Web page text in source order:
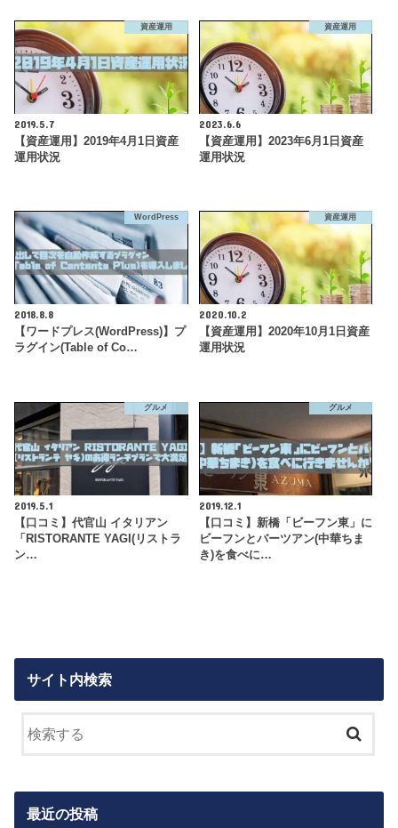
資産運用
2019.5.7
【資産運用】2019年4月1日資産
運用状況
資産運用
2023.6.6
【資産運用】2023年6月1日資産
運用状況
WordPress
2018.8.8
【ワードプレス(WordPress)】プ
ラグイン(Table of Co…
資産運用
2020.10.2
【資産運用】2020年10月1日資産
運用状況
グルメ
2019.5.1
【口コミ】代官山 イタリアン
「RISTORANTE YAGI(リストラ
ン…
グルメ
2019.12.1
【口コミ】新橋「ビーフン東」に
ビーフンとバーツアン(中華ちま
き)を食べに…
サイト内検索
最近の投稿